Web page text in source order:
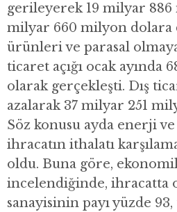
gerileyerek 19 milyar
milyar 660 milyon dolara
ürünleri ve parasal
ticaret açığı ocak ayında
olarak gerçekleşti. Dış
azalarak 37 milyar 251
Söz konusu ayda enerji
ihracatın ithalatı
oldu. Buna göre,
incelendiğinde, ihracatta
sanayisinin payı yüzde